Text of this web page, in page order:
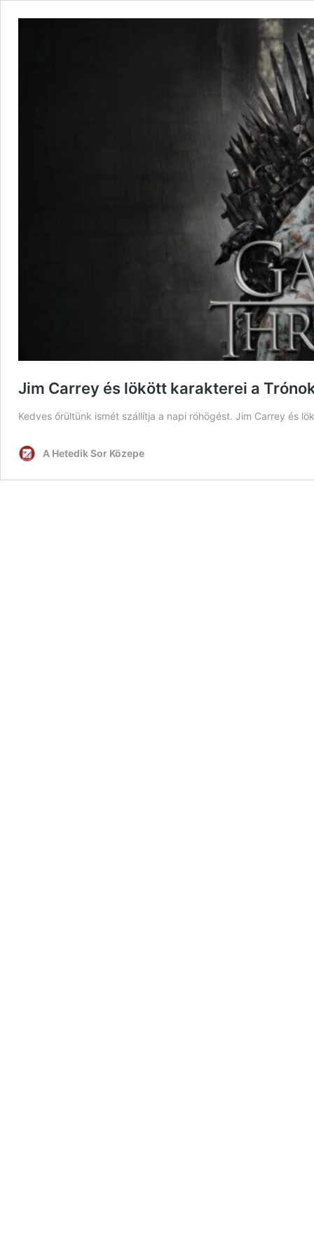
Jim Carrey és lökött karakterei a
Kedves őrültünk ismét szállítja a napi röhögést. Jim Carrey és
A Hetedik Sor Közepe